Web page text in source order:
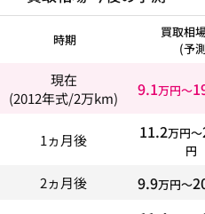
時期
買取相
(予
現在
(2012年式/2万km)
9.1万円〜
1ヵ月後 11.2万円〜
円
2ヵ月後 9.9万円〜